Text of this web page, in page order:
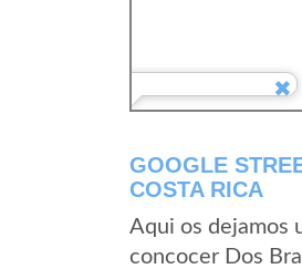
GOOGLE
COSTA RICA
Aqui os dejamos
concocer Dos